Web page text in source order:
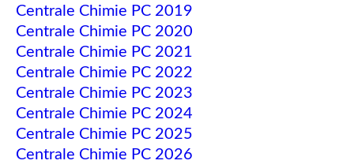
Centrale Chimie PC 2019
Centrale Chimie PC 2020
Centrale Chimie PC 2021
Centrale Chimie PC 2022
Centrale Chimie PC 2023
Centrale Chimie PC 2024
Centrale Chimie PC 2025
Centrale Chimie PC 2026